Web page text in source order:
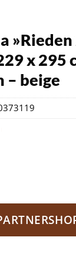
»Rieden
x 295
– beige